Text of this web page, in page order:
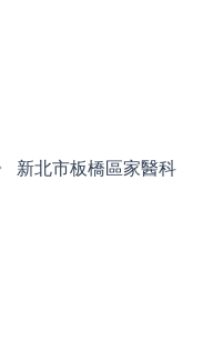
新北市板橋區家醫科